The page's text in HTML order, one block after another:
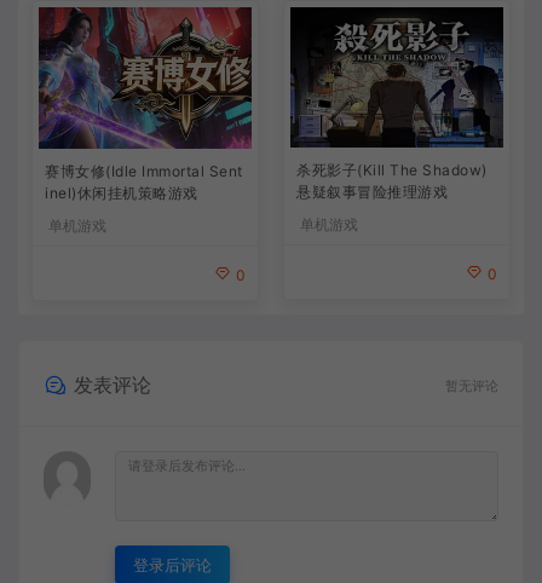
赛博女修(Idle Immortal Sent
inel)休闲挂机策略游戏
单机游戏
0
杀死影子(Kill The Shadow)
悬疑叙事冒险推理游戏
单机游戏
0
发表评论 暂无评论
登录后评论